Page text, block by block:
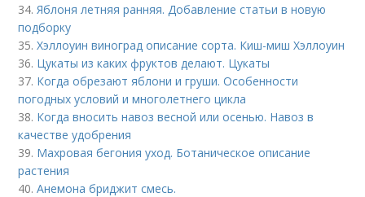
34.Яблоня летняя ранняя. Добавление статьи в новую
подборку
35.Хэллоуин виноград описание сорта. Киш-миш Хэллоуин
36. Цукаты из каких фруктов делают. Цукаты
37. Когда обрезают яблони и груши. Особенности
погодных условий и многолетнего цикла
38. Когда вносить навоз весной или осенью. Навоз в
качестве удобрения
39. Махровая бегония уход. Ботаническое описание
растения
40.Анемона бриджит смесь.